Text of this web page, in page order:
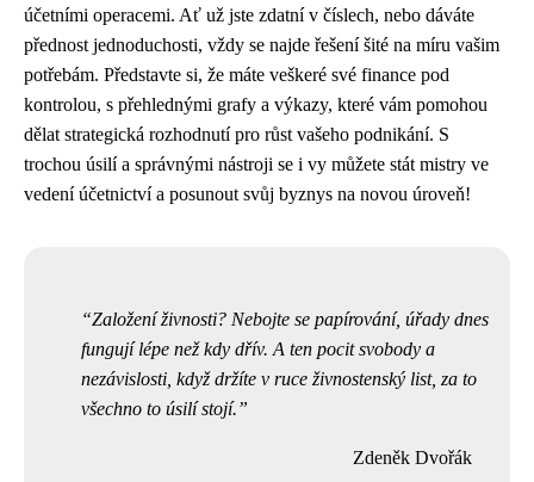
účetními operacemi. Ať už jste zdatní v číslech, nebo dáváte
přednost jednoduchosti, vždy se najde řešení šité na míru vašim
potřebám. Představte si, že máte veškeré své finance pod
kontrolou, s přehlednými grafy a výkazy, které vám pomohou
dělat strategická rozhodnutí pro růst vašeho podnikání. S
trochou úsilí a správnými nástroji se i vy můžete stát mistry ve
vedení účetnictví a posunout svůj byznys na novou úroveň!
Založení živnosti? Nebojte se papírování, úřady dnes
fungují lépe než kdy dřív. A ten pocit svobody a
nezávislosti, když držíte v ruce živnostenský list, za to
všechno to úsilí stojí.
Zdeněk Dvořák